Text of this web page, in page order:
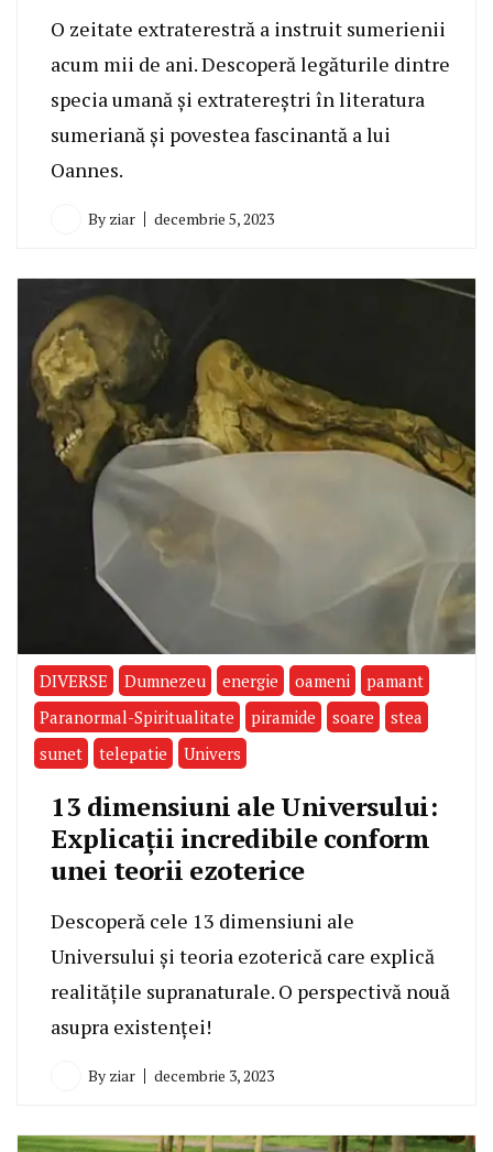
O zeitate extraterestră a instruit sumerienii
acum mii de ani. Descoperă legăturile dintre
specia umană și extratereștri în literatura
sumeriană și povestea fascinantă a lui
Oannes.
By ziar decembrie 5, 2023
DIVERSE Dumnezeu energie oameni
pamant
Paranormal-Spiritualitate
piramide soare
stea
sunet
telepatie Univers
13 dimensiuni ale Universului:
Explicaţii incredibile conform
unei teorii ezoterice
Descoperă cele 13 dimensiuni ale
Universului și teoria ezoterică care explică
realitățile supranaturale. O perspectivă nouă
asupra existenței!
By ziar decembrie 3, 2023